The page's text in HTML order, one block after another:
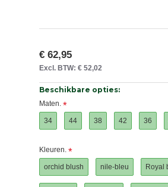
€ 62,95
Excl. BTW: € 52,02
Beschikbare opties:
Maten.
34 44 38 42 36
Kleuren.
orchid blush nile-bleu Royal